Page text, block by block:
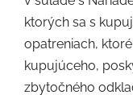
ktorých sa s
opatreniach,
kupujúceho,
zbytočného